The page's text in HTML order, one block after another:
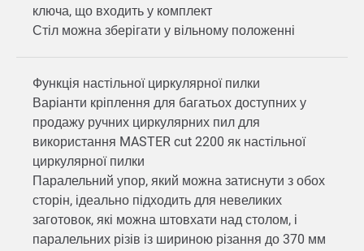
ключа, що входить у комплект
Стіл можна зберігати у вільному положенні
Функція настільної циркулярної пилки
Варіанти кріплення для багатьох доступних у
продажу ручних циркулярних пил для
використання MASTER cut 2200 як настільної
циркулярної пилки
Паралельний упор, який можна затиснути з обох
сторін, ідеально підходить для невеликих
заготовок, які можна штовхати над столом, і
паралельних різів із шириною різання до 370 мм